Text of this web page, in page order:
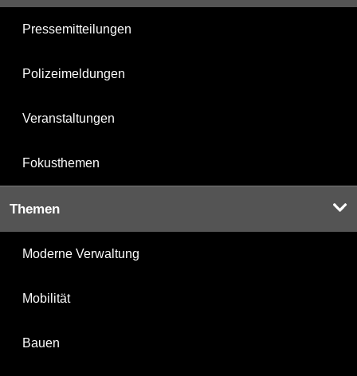
Pressemitteilungen
Polizeimeldungen
Veranstaltungen
Fokusthemen
Themen
Moderne Verwaltung
Mobilität
Bauen